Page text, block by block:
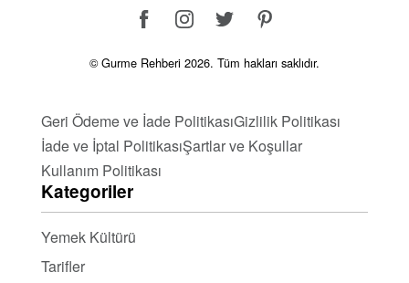
tüm vücudunuzun sağlıklı kalmasını sağlar.
Kendi Kalp Sağlığınızı Koruyun!
yardımcı olacak beslenme önerileri, egzersiz planları
ve yaşam tarzı ipuçları bulabilirsiniz. Kalbinizi
koruyun, sağlıklı yaşayın!
© Gurme Rehberi 2026. Tüm hakları saklıdır.
Geri Ödeme ve İade PolitikasıGizlilik Politikası
İade ve İptal PolitikasıŞartlar ve Koşullar
Kullanım Politikası
Kategoriler
Yemek Kültürü
Tarifler